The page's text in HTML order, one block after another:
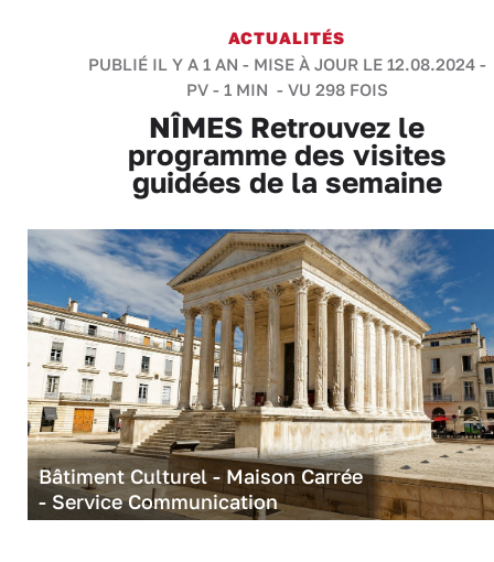
ACTUALITÉS
PUBLIÉ IL Y A 1 AN - MISE À JOUR LE 12.08.2024 -
PV- 1 MIN - VU 298 FOIS
NÎMES Retrouvez le
programme des visites
guidées de la semaine
Bâtiment Culturel - Maison Carrée
- Service Communication